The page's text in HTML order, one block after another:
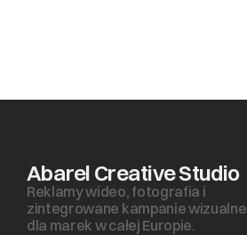
Abarel Creative Studio
Reklamy wideo, fotografia i
zintegrowane kampanie wizualne
dla marek w całej Europie.